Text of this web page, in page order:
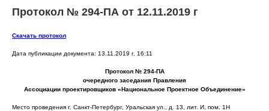
Протокол № 294-ПА от 12.11.2019 г
Скачать протокол
Дата публикации документа: 13.11.2019 г. 16:11
Протокол № 294-ПА
очередного заседания Правления
Ассоциации проектировщиков «Национальное Проектное Объединение»
Место проведения г. Санкт-Петербург, Уральская ул., д. 13, лит. И, пом. 1Н